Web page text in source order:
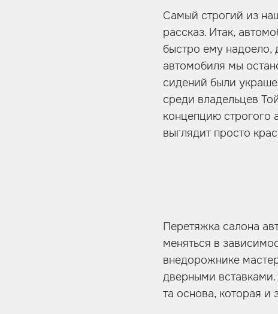
Самый строгий из
рассказ. Итак,
быстро ему надоело,
автомобиля мы
сидений были
среди владельцев
концепцию строгого
выглядит просто
Перетяжка салона
меняться в
внедорожнике
дверными вставками.
та основа, которая и